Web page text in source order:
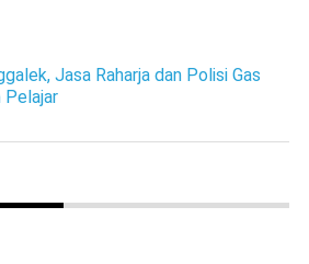
Jasa Raharja dan Polisi Gas
Pelajar